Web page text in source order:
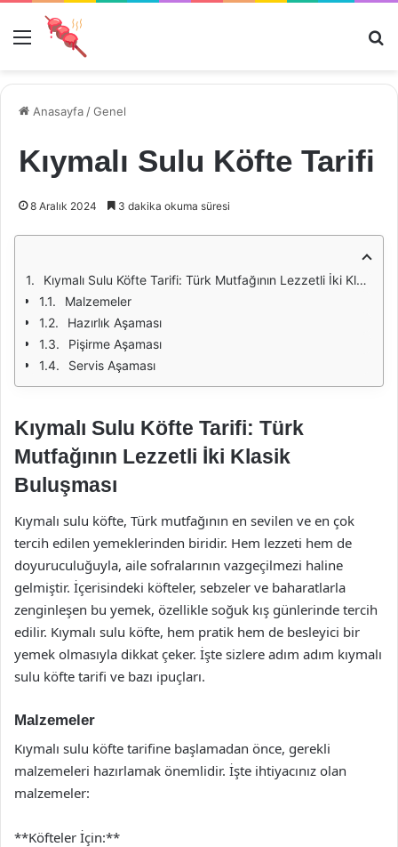
Menü
Anasayfa /Genel
Kıymalı Sulu Köfte Tarifi
8 Aralık 2024 3 dakika okuma süresi
Kıymalı Sulu Köfte Tarifi: Türk Mutfağının Lezzetli İki Klasik Buluşması
Malzemeler
Hazırlık Aşaması
Pişirme Aşaması
Servis Aşaması
Kıymalı Sulu Köfte Tarifi: Türk
Mutfağının Lezzetli İki Klasik
Buluşması
Kıymalı sulu köfte, Türk mutfağının en sevilen ve en çok
tercih edilen yemeklerinden biridir. Hem lezzeti hem de
doyuruculuğuyla, aile sofralarının vazgeçilmezi haline
gelmiştir. İçerisindeki köfteler, sebzeler ve baharatlarla
zenginleşen bu yemek, özellikle soğuk kış günlerinde tercih
edilir. Kıymalı sulu köfte, hem pratik hem de besleyici bir
yemek olmasıyla dikkat çeker. İşte sizlere adım adım kıymalı
sulu köfte tarifi ve bazı ipuçları.
Malzemeler
Kıymalı sulu köfte tarifine başlamadan önce, gerekli
malzemeleri hazırlamak önemlidir. İşte ihtiyacınız olan
malzemeler:
**Köfteler İçin:**